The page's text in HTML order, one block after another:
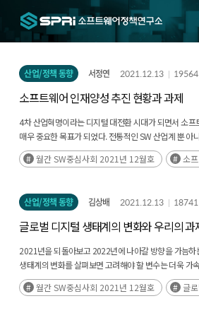
산업/정책 동향 서정연 2021.12.13 19564
소프트웨어 인재양성 추진 현황과 과제
4차 산업혁명이라는 디지털 대전환 시대가 되면서 소
매우 중요한 목표가 되었다. 전통적인 SW 산업계 뿐 아
다양한 제조업과 서비스 업체들도 경쟁력 있는 SW 개발
구인난이 심각해지고 있는 상황이다. SW는 노동 집약적
백 명의 일반 개발자보다 생산성이 높다고 한다. 세계적
인력을 양성하는 것도 매우 중요하다. 즉, SW 인력 양성
측면을 다 고려해서 추진해야 한다. 현재 국내 SW 인재
담당하고 있다. 학사/석사/박사로 이어지는 대학의 정규
인력이 양성되고 있는데, 이를 체계적으로 지원하기 위
지원사업이다. 2015년에 시작된 이 사업은 지난 6년간
받고 2021년부터 2단계 사업을 시작하였다. 1단계에서
관련 전공 교육을 양적/질적으로 발전시키는 목표를 충
월간 SW중심사회 2021년 12월호 소
산업/정책 동향 김상배 2021.12.13 18741
글로벌 디지털 생태계의 변화와 우리의 과
2021년을 되돌아보고 2022년에 나아갈 방향을 가늠하
생태계의 변화를 살펴보면 고려해야 할 변수는 더욱 가
및 심화되고 있는 미중 기술경쟁이다. 컴퓨팅, 인공지능
같은 분야의 첨단 기술경쟁 그 자체뿐만 아니라 반도체,
월간 SW중심사회 2021년 12월호 글